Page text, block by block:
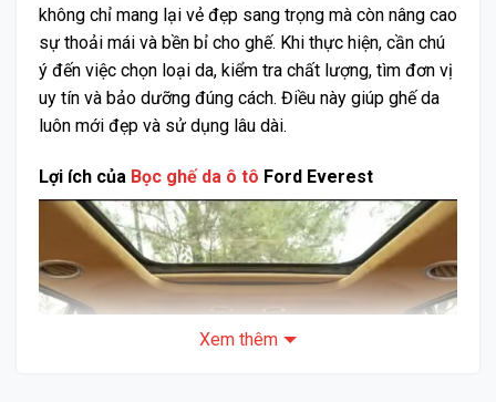
không chỉ mang lại vẻ đẹp sang trọng mà còn nâng cao
sự thoải mái và bền bỉ cho ghế. Khi thực hiện, cần chú
ý đến việc chọn loại da, kiểm tra chất lượng, tìm đơn vị
uy tín và bảo dưỡng đúng cách. Điều này giúp ghế da
luôn mới đẹp và sử dụng lâu dài.
Lợi ích của Bọc ghế da ô tô Ford Everest
Xem thêm